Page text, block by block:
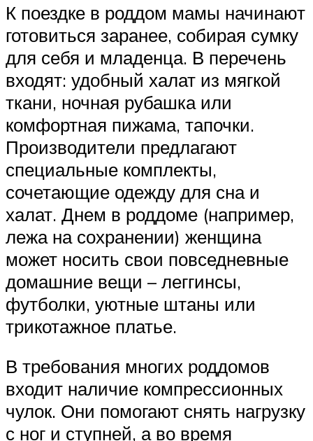
К поездке в роддом мамы начинают
готовиться заранее, собирая сумку
для себя и младенца. В перечень
входят: удобный халат из мягкой
ткани, ночная рубашка или
комфортная пижама, тапочки.
Производители предлагают
специальные комплекты,
сочетающие одежду для сна и
халат. Днем в роддоме (например,
лежа на сохранении) женщина
может носить свои повседневные
домашние вещи – леггинсы,
футболки, уютные штаны или
трикотажное платье.
В требования многих роддомов
входит наличие компрессионных
чулок. Они помогают снять нагрузку
с ног и ступней, а во время